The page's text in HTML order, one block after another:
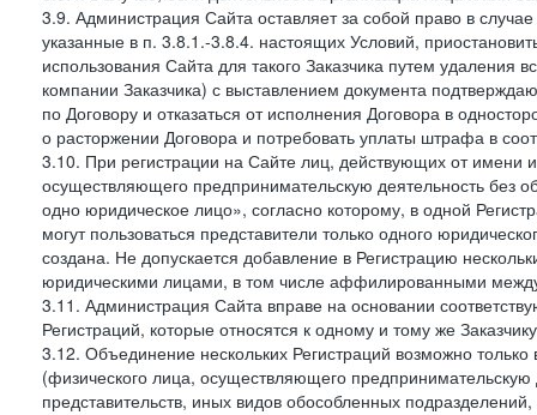
3.9. Администрация Сайта оставляет за собой право в
указанные в п. 3.8.1.-3.8.4. настоящих Условий,
использования Сайта для такого Заказчика путем
компании Заказчика) с выставлением документа
по Договору и отказаться от исполнения Договора в
о расторжении Договора и потребовать уплаты штрафа в
3.10. При регистрации на Сайте лиц, действующих от имени
осуществляющего предпринимательскую деятельность без
одно юридическое лицо», согласно которому, в одной
могут пользоваться представители только одного
создана. Не допускается добавление в Регистрацию
юридическими лицами, в том числе аффилированными
3.11. Администрация Сайта вправе на основании
Регистраций, которые относятся к одному и тому же
3.12. Объединение нескольких Регистраций возможно
(физического лица, осуществляющего
представительств, иных видов обособленных